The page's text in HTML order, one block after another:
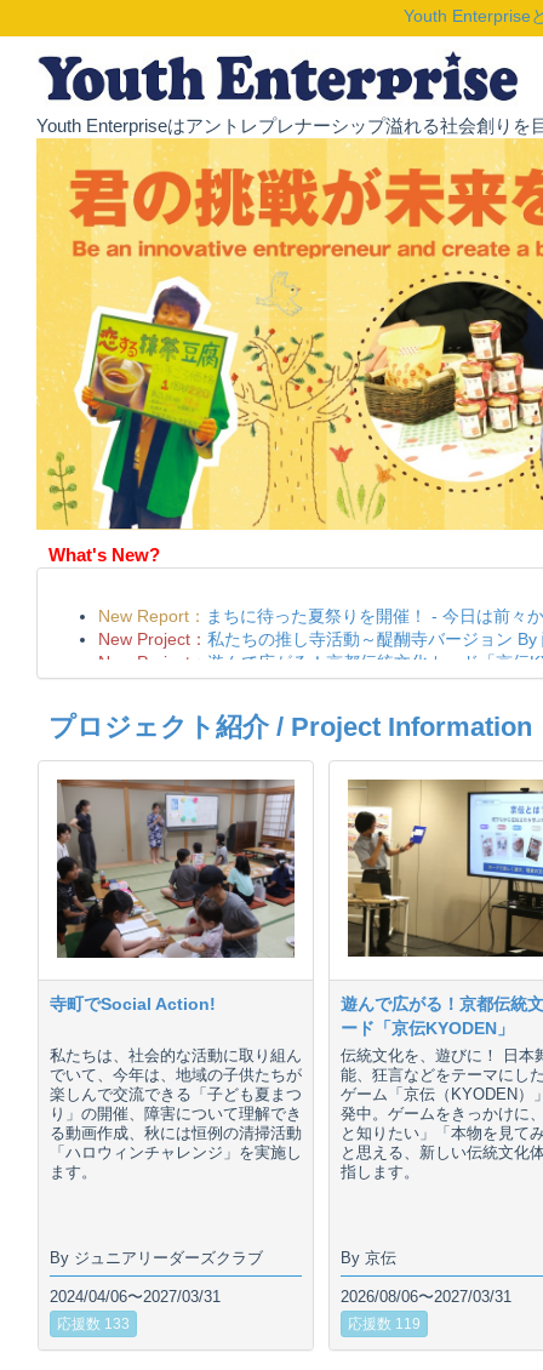
Youth Enterprise
Youth Enterpriseはアントレプレナーシップ溢れる社会創り
What's New?
プロジェクト紹介 / Project Information
寺町でSocial Action!
私たちは、社会的な活動に取り組ん
でいて、今年は、地域の子供たちが
楽しんで交流できる「子ども夏まつ
り」の開催、障害について理解でき
る動画作成、秋には恒例の清掃活動
「ハロウィンチャレンジ」を実施し
ます。
By ジュニアリーダーズクラブ
2024/04/06〜2027/03/31
応援数 133
遊んで広がる！京都伝統
ード「京伝KYODEN」
伝統文化を、遊びに！ 日本
能、狂言などをテーマにし
ゲーム「京伝（KYODEN）
発中。ゲームをきっかけに
と知りたい」「本物を見て
と思える、新しい伝統文化
指します。
By 京伝
2026/08/06〜2027/03/31
応援数 119